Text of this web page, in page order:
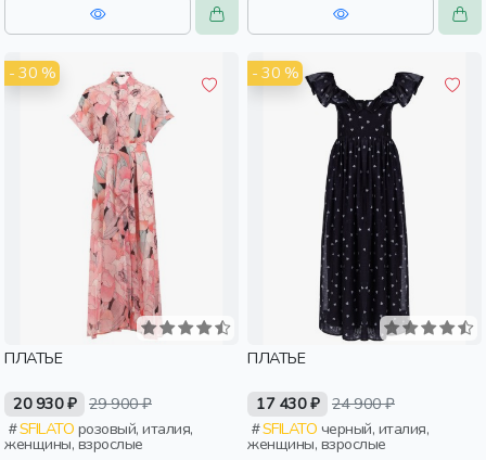
- 30 %
ПЛАТЬЕ
20 930 ₽ 29 900 ₽
SFILATO
женщины, взрослые
- 30 %
ПЛАТЬЕ
17 430 ₽ 24 900 ₽
SFILATO
женщины, взрослые